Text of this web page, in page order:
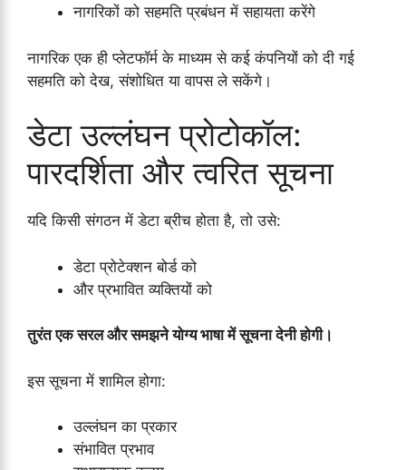
नागरिकों को सहमति प्रबंधन में सहायता करेंगे
नागरिक एक ही प्लेटफॉर्म के माध्यम से कई कंपनियों को दी गई
सहमति को देख, संशोधित या वापस ले सकेंगे।
डेटा उल्लंघन प्रोटोकॉल:
पारदर्शिता और त्वरित सूचना
यदि किसी संगठन में डेटा ब्रीच होता है, तो उसे:
डेटा प्रोटेक्शन बोर्ड को
और प्रभावित व्यक्तियों को
तुरंत एक सरल और समझने योग्य भाषा में सूचना देनी होगी।
इस सूचना में शामिल होगा:
उल्लंघन का प्रकार
संभावित प्रभाव